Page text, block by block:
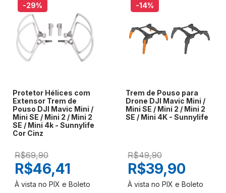
-29%
Protetor Hélices com
Extensor Trem de
Pouso DJI Mavic Mini /
Mini SE / Mini 2 / Mini 2
SE / Mini 4k - Sunnylife
Cor Cinz
R$69,90
R$46,41
-14%
Trem de Pouso para
Drone DJI Mavic Mini /
Mini SE / Mini 2 / Mini 2
SE / Mini 4K - Sunnylife
R$49,90
R$39,90